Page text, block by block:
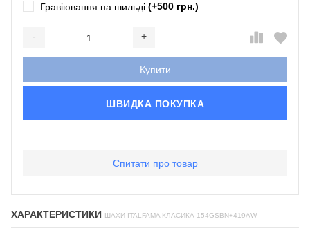
Гравіювання на шильді (+500 грн.)
- +
Купити
ШВИДКА ПОКУПКА
Спитати про товар
ХАРАКТЕРИСТИКИ ШАХИ ITALFAMA КЛАСИКА 154GSBN+419AW